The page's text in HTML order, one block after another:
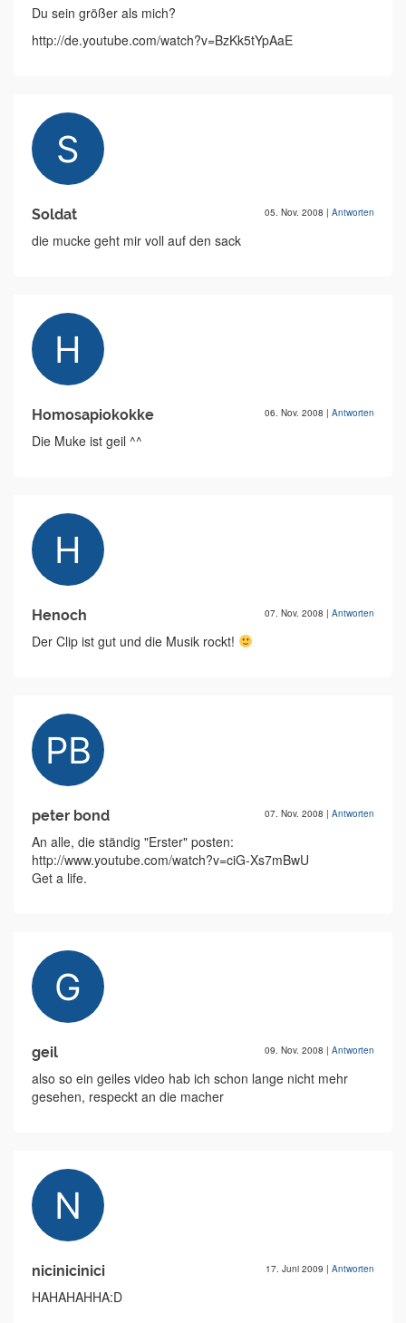
Du sein größer als mich?
http://de.youtube.com/watch?v=BzKk5tYpAaE
Soldat 05. Nov. 2008 | Antworten
die mucke geht mir voll auf den sack
Homosapiokokke 06. Nov. 2008 | Antworten
Die Muke ist geil ^^
Henoch 07. Nov. 2008 | Antworten
Der Clip ist gut und die Musik rockt!
peter bond 07. Nov. 2008 | Antworten
An alle, die ständig "Erster" posten:
http://www.youtube.com/watch?v=ciG-Xs7mBwU
Get a life.
geil 09. Nov. 2008 | Antworten
also so ein geiles video hab ich schon lange nicht mehr
gesehen, respeckt an die macher
nicinicinici 17. Juni 2009 | Antworten
HAHAHAHHA:D